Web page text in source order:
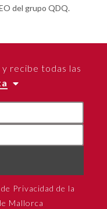
del grupo QDQ.
recibe todas las
Privacidad de la
Mallorca